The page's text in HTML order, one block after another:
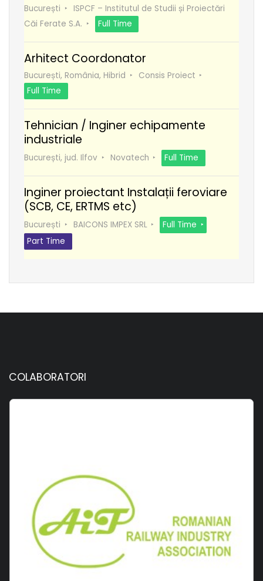
București
ISPCF – Institutul de Studii și Proiectări
Căi Ferate S.A.
Full Time
Arhitect Coordonator
București, România, Hibrid
Consis Proiect
Full Time
Tehnician / Inginer echipamente
industriale
București, jud. Ilfov Novatech Full Time
Inginer proiectant Instalații feroviare
(SCB, CE, ERTMS etc)
București BAICONS IMPEX SRL
Full Time
Part Time
COLABORATORI